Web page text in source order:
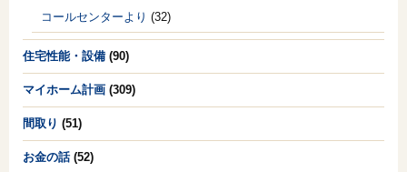
コールセンターより (32)
住宅性能・設備 (90)
マイホーム計画 (309)
間取り (51)
お金の話(52)